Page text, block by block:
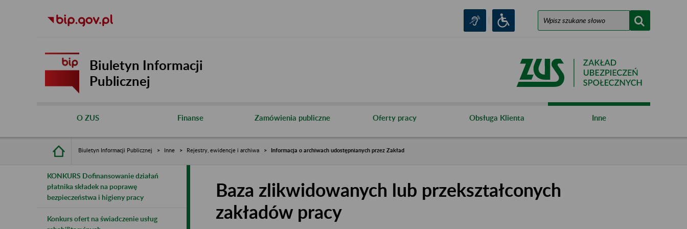
Biuletyn Informacji
Publicznej
O ZUS Finanse Zamówienia publiczne Oferty pracy Obsługa Klienta Inne
Biuletyn Informacji Publicznej Inne Rejestry, ewidencje i archiwa Informacja o archiwach udostępnianych przez Zakład
KONKURS Dofinansowanie działań
płatnika składek na poprawę
bezpieczeństwa i higieny pracy
Konkurs ofert na świadczenie usług
Baza zlikwidowanych lub przekształconych
zakładów pracy